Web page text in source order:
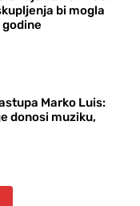
bi mogla
Marko Luis:
donosi muziku,